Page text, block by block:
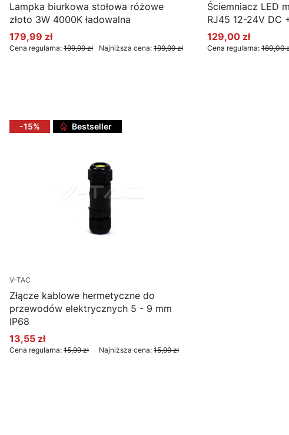
Lampka biurkowa stołowa różowe
złoto 3W 4000K ładowalna
Cena promocyjna
179,99 zł
Cena regularna: 199,99 zł Najniższa cena: 199,99 zł
Ściemniacz LED
RJ45 12-24V DC
Cena promocyjna
129,00 zł
Cena regularna: 180,00
-15% Bestseller
V-TAC
Złącze kablowe hermetyczne do
przewodów elektrycznych 5 - 9 mm
IP68
Cena promocyjna
13,55 zł
Cena regularna: 15,99 zł Najniższa cena: 15,99 zł